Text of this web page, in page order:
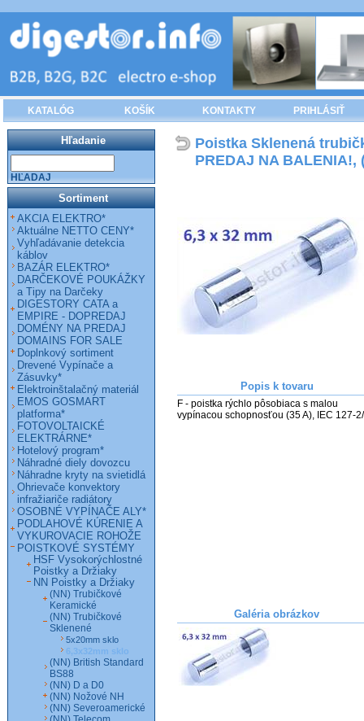
KATALÓG KOŠÍK KONTAKTY PRIHLÁSIŤ
Poistka Sklenená
PREDAJ NA BALENIA!,
Popis k tovaru
F - poistka rýchlo pôsobiaca s malou
Galéria obrázkov
Hľadanie
HĽADAJ
Sortiment
AKCIA ELEKTRO*
Aktuálne NETTO CENY*
Vyhľadávanie detekcia
káblov
BAZÁR ELEKTRO*
DARČEKOVÉ POUKÁŽKY
a Tipy na Darčeky
DIGESTORY CATA a
EMPIRE - DOPREDAJ
DOMÉNY NA PREDAJ
DOMAINS FOR SALE
Doplnkový sortiment
Drevené Vypínače a
Zásuvky*
Elektroinštalačný materiál
EMOS GOSMART
platforma*
FOTOVOLTAICKÉ
ELEKTRÁRNE*
Hotelový program*
Náhradné diely dovozcu
Náhradne kryty na svietidlá
Ohrievače konvektory
infražiariče radiátory
OSOBNÉ VYPÍNAČE ALY*
PODLAHOVÉ KÚRENIE A
VYKUROVACIE ROHOŽE
POISTKOVÉ SYSTÉMY
HSF Vysokorýchlostné
Poistky a Držiaky
NN Poistky a Držiaky
(NN) Trubičkové
Keramické
(NN) Trubičkové
Sklenené
5x20mm sklo
6,3x32mm sklo
(NN) British Standard
BS88
(NN) D a D0
(NN) Nožové NH
(NN) Severoamerické